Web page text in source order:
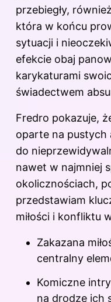
przebiegły,
która w końcu
sytuacji i
efekcie obaj
karykaturami
świadectwem
Fredro pokazuje,
oparte na pustych
do
nawet w najmniej
okolicznościach,
przedstawiam
miłości i konfliktu
Zakazana
centralny
Komiczne
na drodze ich